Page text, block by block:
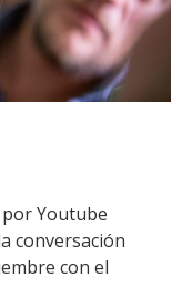
Youtube
conversación
con el